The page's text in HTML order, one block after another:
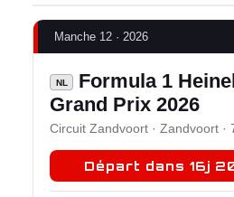
Manche 12 · 2026
NL
Formula 1
Grand Prix 2026
Circuit Zandvoort · Zandvoort ·
Départ dans 16j